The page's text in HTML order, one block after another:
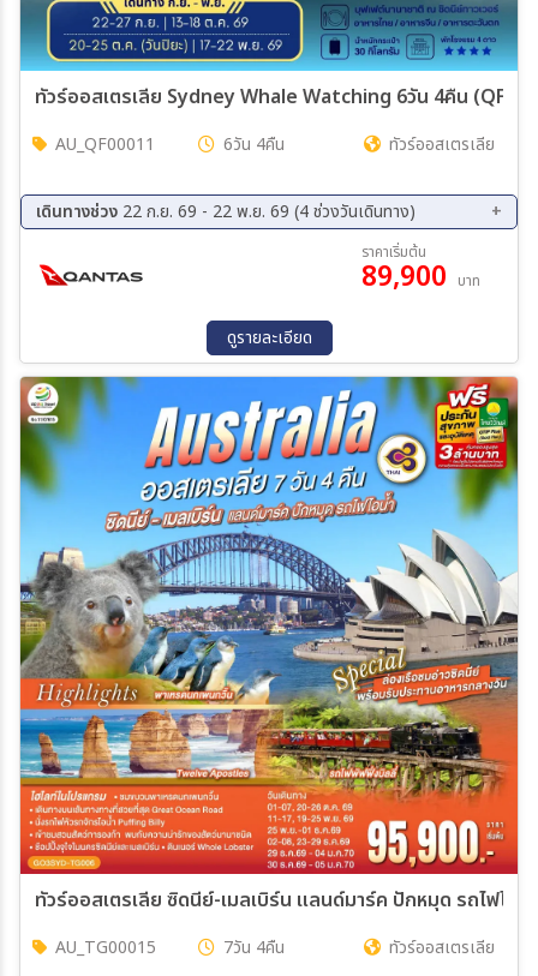
ทัวร์ออสเตรเลีย Sydney Whale Watching 6วัน 4คืน (QF)
AU_QF00011 6วัน 4คืน ทัวร์ออสเตรเลีย
เดินทางช่วง 22 ก.ย. 69 - 22 พ.ย. 69 (4 ช่วงวันเดินทาง)
13 ต.ค. 69 - 18 ต.ค. 69
20 ต.ค. 69 - 25 ต.ค. 69
17 พ.ย. 69 - 22 พ.ย. 69
ราคาเริ่มต้น
89,900 บาท
ดูรายละเอียด
ทัวร์ออสเตรเลีย ซิดนีย์-เมลเบิร์น แลนด์มาร์ค ปักหมุด รถไฟไอน้
AU_TG00015 7วัน 4คืน
ทัวร์ออสเตรเลีย